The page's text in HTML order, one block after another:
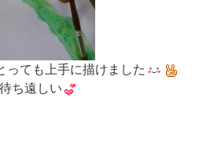
っても上手に描けました
待ち遠しい